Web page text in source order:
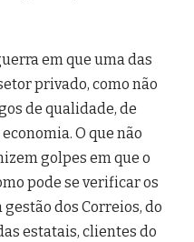
em que uma das
privado, como não
de qualidade, de
O que não
golpes em que o
pode se verificar os
dos Correios, do
estatais, clientes do